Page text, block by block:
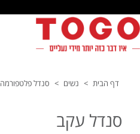
דף הבית > נשים > סנדל פלטפורמה
סנדל עקב